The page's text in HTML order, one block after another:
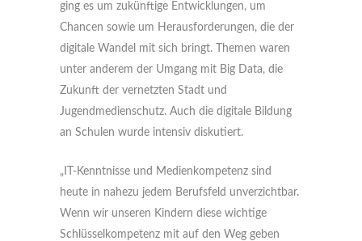
ging es um zukünftige Entwicklungen, um
Chancen sowie um Herausforderungen, die der
digitale Wandel mit sich bringt. Themen waren
unter anderem der Umgang mit Big Data, die
Zukunft der vernetzten Stadt und
Jugendmedienschutz. Auch die digitale Bildung
an Schulen wurde intensiv diskutiert.
„IT-Kenntnisse und Medienkompetenz sind
heute in nahezu jedem Berufsfeld unverzichtbar.
Wenn wir unseren Kindern diese wichtige
Schlüsselkompetenz mit auf den Weg geben